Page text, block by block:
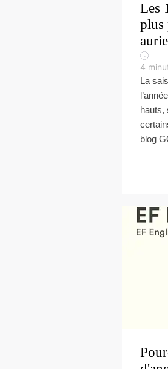
Les
plus
4
La
hauts,
blog